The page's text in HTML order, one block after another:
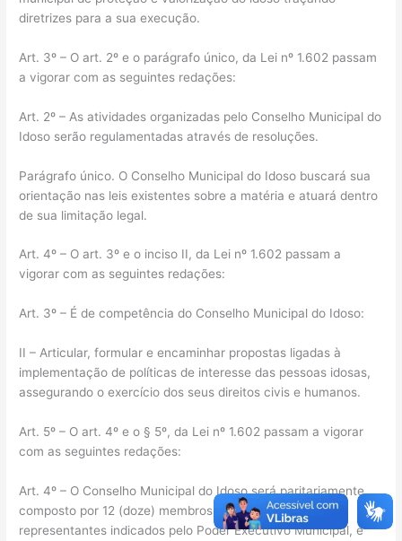
diretrizes para a sua execução.
Art. 3º – O art. 2º e o parágrafo único, da Lei nº 1.602 passam
a vigorar com as seguintes redações:
Art. 2º – As atividades organizadas pelo Conselho Municipal do
Idoso serão regulamentadas através de resoluções.
Parágrafo único. O Conselho Municipal do Idoso buscará sua
orientação nas leis existentes sobre a matéria e atuará dentro
de sua limitação legal.
Art. 4º – O art. 3º e o inciso II, da Lei nº 1.602 passam a
vigorar com as seguintes redações:
Art. 3º – É de competência do Conselho Municipal do Idoso:
II – Articular, formular e encaminhar propostas ligadas à
implementação de políticas de interesse das pessoas idosas,
assegurando o exercício dos seus direitos civis e humanos.
Art. 5º – O art. 4º e o § 5º, da Lei nº 1.602 passam a vigorar
com as seguintes redações:
Art. 4º – O Conselho Municipal do Idoso será paritariamente
composto por 12 (doze) membros sendo 06 (seis)
representantes indicados pelo Poder Executivo Municipal, e